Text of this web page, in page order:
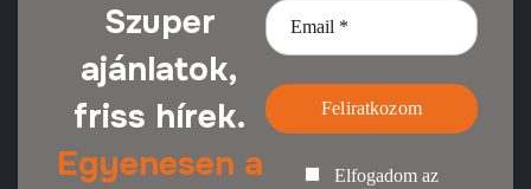
Szuper
ajánlatok,
friss hírek.
Egyenesen a
Feliratkozom
Elfogadom az